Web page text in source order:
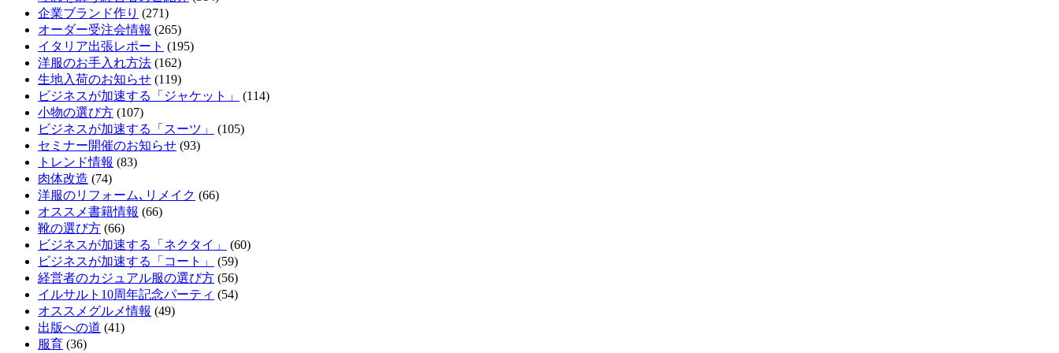
企業ブランド作り (271)
オーダー受注会情報 (265)
イタリア出張レポート (195)
洋服のお手入れ方法 (162)
生地入荷のお知らせ (119)
ビジネスが加速する「ジャケット」
(114)
小物の選び方 (107)
ビジネスが加速する「スーツ」
(105)
セミナー開催のお知らせ (93)
トレンド情報 (83)
肉体改造 (74)
洋服のリフォーム､リメイク (66)
オススメ書籍情報 (66)
靴の選び方 (66)
ビジネスが加速する「ネクタイ」
(60)
ビジネスが加速する「コート」
(59)
経営者のカジュアル服の選び方 (56)
イルサルト10周年記念パーティ (54)
オススメグルメ情報 (49)
出版への道 (41)
服育 (36)